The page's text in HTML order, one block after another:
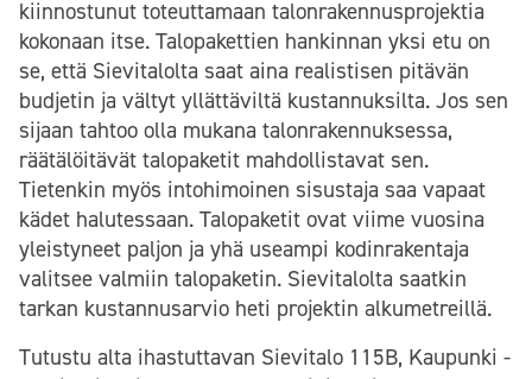
kiinnostunut toteuttamaan talonrakennusprojektia
kokonaan itse. Talopakettien hankinnan yksi etu on
se, että Sievitalolta saat aina realistisen pitävän
budjetin ja vältyt yllättäviltä kustannuksilta. Jos sen
sijaan tahtoo olla mukana talonrakennuksessa,
räätälöitävät talopaketit mahdollistavat sen.
Tietenkin myös intohimoinen sisustaja saa vapaat
kädet halutessaan. Talopaketit ovat viime vuosina
yleistyneet paljon ja yhä useampi kodinrakentaja
valitsee valmiin talopaketin. Sievitalolta saatkin
tarkan kustannusarvio heti projektin alkumetreillä.
Tutustu alta ihastuttavan Sievitalo 115B, Kaupunki -